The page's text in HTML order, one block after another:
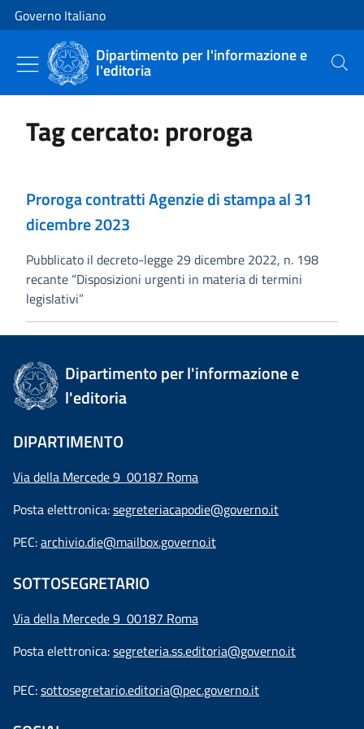
Vai al contenuto
Vai alla navigazione del sito
Governo Italiano
Dipartimento per l'informazione e
l'editoria Cerca
Tag cercato: proroga
Proroga contratti Agenzie di stampa al 31
dicembre 2023
Pubblicato il decreto-legge 29 dicembre 2022, n. 198
recante “Disposizioni urgenti in materia di termini
legislativi”
Dipartimento per l'informazione e
l'editoria
DIPARTIMENTO
Via della Mercede 9 00187 Roma
Posta elettronica:segreteriacapodie@governo.it
PEC:archivio.die@mailbox.governo.it
SOTTOSEGRETARIO
Via della Mercede 9 00187 Roma
Posta elettronica:segreteria.ss.editoria@governo.it
PEC:sottosegretario.editoria@pec.governo.it